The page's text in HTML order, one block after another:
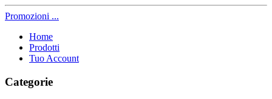
Promozioni ...
Home
Prodotti
Tuo Account
Categorie